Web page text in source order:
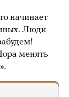
начинает
Люди
менять